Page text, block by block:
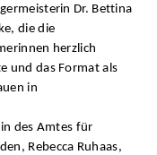
Dr. Bettina
die die
herzlich
und das Format als
in
des Amtes für
Rebecca Ruhaas,